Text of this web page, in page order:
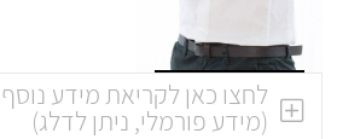
לחצו כאן לקריאת מידע
(מידע פורמלי, ניתן לדלג)